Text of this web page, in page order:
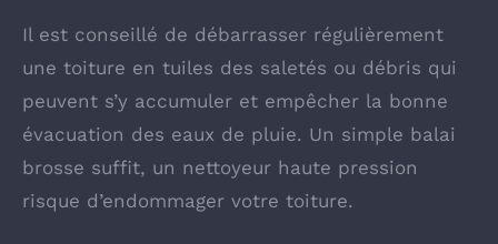
Il est conseillé de débarrasser régulièrement
une toiture en tuiles des saletés ou débris qui
peuvent s’y accumuler et empêcher la bonne
évacuation des eaux de pluie. Un simple balai
brosse suffit, un nettoyeur haute pression
risque d’endommager votre toiture.